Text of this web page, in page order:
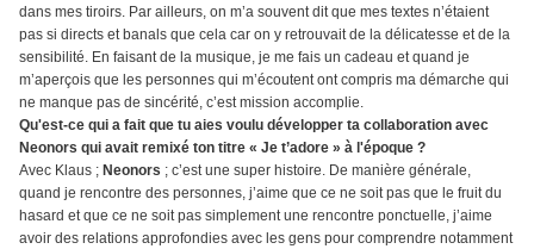
dans mes tiroirs. Par ailleurs, on m’a souvent dit que mes textes n’étaient
pas si directs et banals que cela car on y retrouvait de la délicatesse et de la
sensibilité. En faisant de la musique, je me fais un cadeau et quand je
m’aperçois que les personnes qui m’écoutent ont compris ma démarche qui
ne manque pas de sincérité, c’est mission accomplie.
Qu'est-ce qui a fait que tu aies voulu développer ta collaboration avec
Neonors qui avait remixé ton titre « Je t’adore » à l'époque ?
Avec Klaus ; Neonors ; c’est une super histoire. De manière générale,
quand je rencontre des personnes, j’aime que ce ne soit pas que le fruit du
hasard et que ce ne soit pas simplement une rencontre ponctuelle, j’aime
avoir des relations approfondies avec les gens pour comprendre notamment